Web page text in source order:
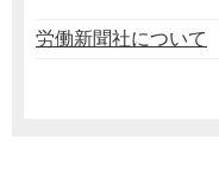
労働新聞社について